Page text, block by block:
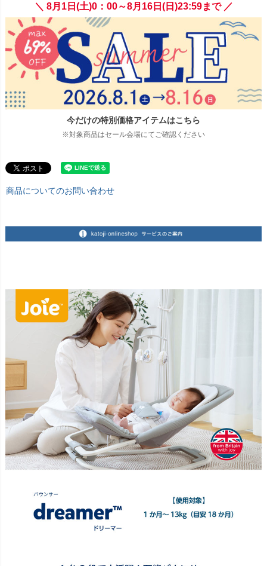
＼ 8月1日(土)0：00～8月16日(日)23:59まで ／
今だけの特別価格アイテムはこちら
※対象商品はセール会場にてご確認ください
商品についてのお問い合わせ